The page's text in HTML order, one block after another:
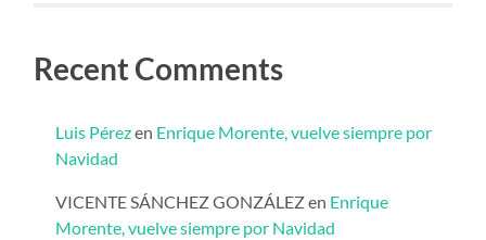
Recent Comments
Luis Pérezen Enrique Morente, vuelve siempre por
Navidad
VICENTE SÁNCHEZ GONZÁLEZen Enrique
Morente, vuelve siempre por Navidad